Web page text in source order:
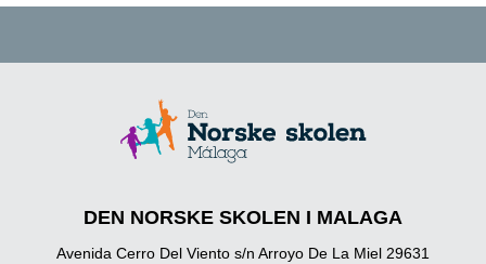
DEN NORSKE SKOLEN I MALAGA
Avenida Cerro Del Viento s/n Arroyo De La Miel 29631